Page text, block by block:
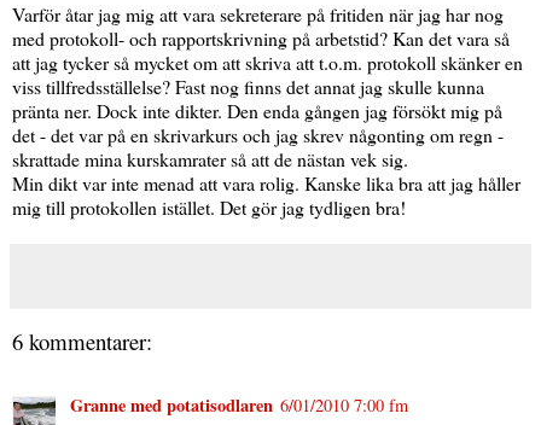
Varför åtar jag mig att vara sekreterare på fritiden när jag har nog
med protokoll- och rapportskrivning på arbetstid? Kan det vara så
att jag tycker så mycket om att skriva att t.o.m. protokoll skänker en
viss tillfredsställelse? Fast nog finns det annat jag skulle kunna
pränta ner. Dock inte dikter. Den enda gången jag försökt mig på
det - det var på en skrivarkurs och jag skrev någonting om regn -
skrattade mina kurskamrater så att de nästan vek sig.
Min dikt var inte menad att vara rolig. Kanske lika bra att jag håller
mig till protokollen istället. Det gör jag tydligen bra!
6 kommentarer:
Granne med potatisodlaren 6/01/2010 7:00 fm